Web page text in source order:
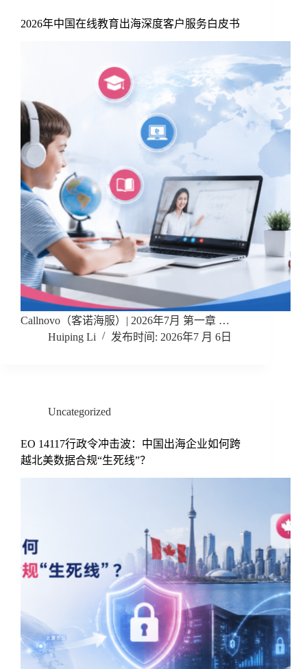
2026年中国在线教育出海深度客户服务白皮书
Callnovo（客诺海服）| 2026年7月 第一章 …
Huiping Li
2026年7 月 6日
Uncategorized
EO 14117行政令冲击波：中国出海企业如何跨
越北美数据合规“生死线”？